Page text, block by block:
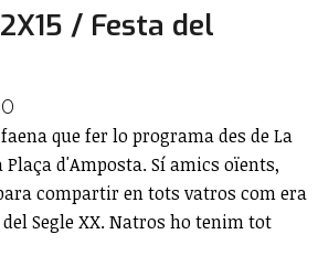
/ Festa del
que fer lo programa des de La
d'Amposta. Sí amics oïents,
compartir en tots vatros com era
Segle XX. Natros ho tenim tot